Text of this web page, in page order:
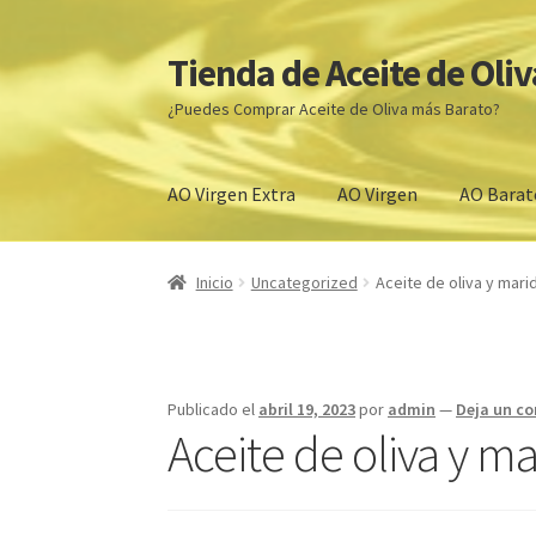
Ir
a
la
navegación
Ir
al
contenido
Tienda de Aceite de
¿Puedes Comprar Aceite de Oliva más Barato?
AO Virgen Extra AO Virgen AO
Inicio ACEITES DE OLIVA VIRGEN EXTRA
Venta de Aceite de oliva cerca de mi Comprar
Aceite de Oliva Barato Denominaciones de
Inicio Uncategorized Aceite de oliva y
Publicado el abril 19, 2023por admin — Deja un
Aceite de oliva y